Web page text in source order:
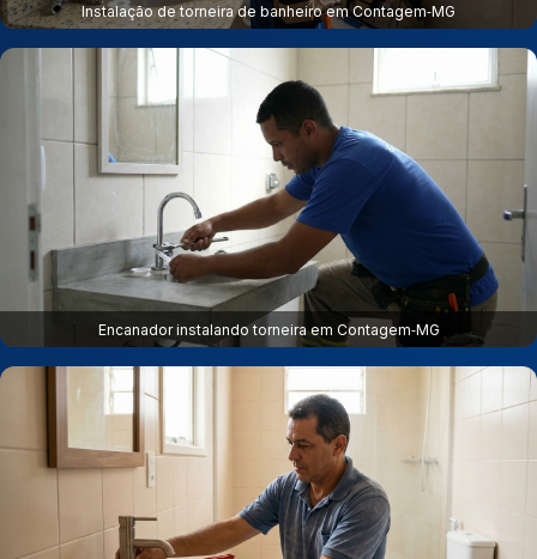
Instalação de torneira de banheiro em Contagem‑MG
Encanador instalando torneira em Contagem‑MG